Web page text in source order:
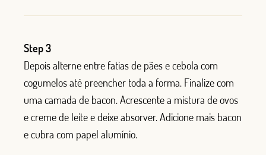
Step 3
Depois alterne entre fatias de pães e cebola com
cogumelos até preencher toda a forma. Finalize com
uma camada de bacon. Acrescente a mistura de ovos
e creme de leite e deixe absorver. Adicione mais bacon
e cubra com papel alumínio.